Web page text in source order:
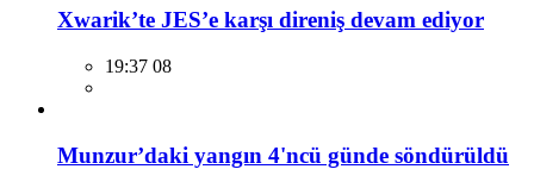
Xwarik’te JES’e karşı direniş devam ediyor
19:37 08
Munzur’daki yangın 4'ncü günde söndürüldü